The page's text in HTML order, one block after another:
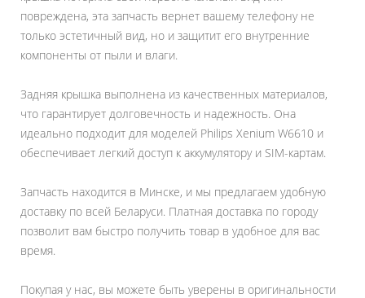
повреждена, эта запчасть вернет вашему телефону не
только эстетичный вид, но и защитит его внутренние
компоненты от пыли и влаги.
Задняя крышка выполнена из качественных материалов,
что гарантирует долговечность и надежность. Она
идеально подходит для моделей Philips Xenium W6610 и
обеспечивает легкий доступ к аккумулятору и SIM-картам.
Запчасть находится в Минске, и мы предлагаем удобную
доставку по всей Беларуси. Платная доставка по городу
позволит вам быстро получить товар в удобное для вас
время.
Покупая у нас, вы можете быть уверены в оригинальности